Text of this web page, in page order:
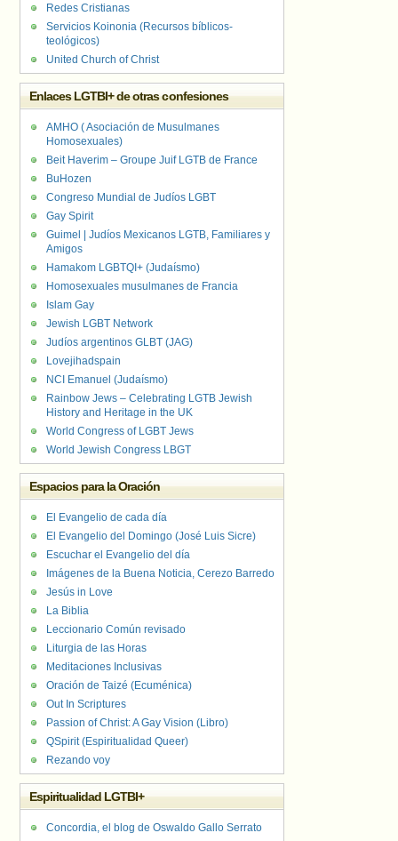
Redes Cristianas
Servicios Koinonia (Recursos bíblicos-
teológicos)
United Church of Christ
Enlaces LGTBI+ de otras confesiones
AMHO ( Asociación de Musulmanes
Homosexuales)
Beit Haverim – Groupe Juif LGTB de France
BuHozen
Congreso Mundial de Judíos LGBT
Gay Spirit
Guimel | Judíos Mexicanos LGTB, Familiares y
Amigos
Hamakom LGBTQI+ (Judaísmo)
Homosexuales musulmanes de Francia
Islam Gay
Jewish LGBT Network
Judíos argentinos GLBT (JAG)
Lovejihadspain
NCI Emanuel (Judaísmo)
Rainbow Jews – Celebrating LGTB Jewish
History and Heritage in the UK
World Congress of LGBT Jews
World Jewish Congress LBGT
Espacios para la Oración
El Evangelio de cada día
El Evangelio del Domingo (José Luis Sicre)
Escuchar el Evangelio del día
Imágenes de la Buena Noticia, Cerezo Barredo
Jesús in Love
La Biblia
Leccionario Común revisado
Liturgia de las Horas
Meditaciones Inclusivas
Oración de Taizé (Ecuménica)
Out In Scriptures
Passion of Christ: A Gay Vision (Libro)
QSpirit (Espiritualidad Queer)
Rezando voy
Espiritualidad LGTBI+
Concordia, el blog de Oswaldo Gallo Serrato